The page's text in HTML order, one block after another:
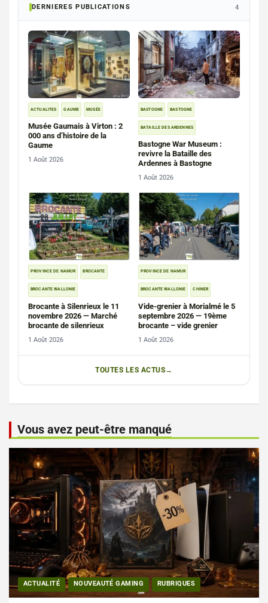
DERNIERES PUBLICATIONS 4
ACTUALITES GAUME MUSÉE
Musée Gaumais à Virton : 2
000 ans d’histoire de la
Gaume
1 Août 2026
BASTOGNE BASTOGNE
BATAILLE DES ARDENNES
Bastogne War Museum :
revivre la Bataille des
Ardennes à Bastogne
1 Août 2026
PROVINCE DE NAMUR BROCANTE
BROCANTE WALLONIE
Brocante à Silenrieux le 11
novembre 2026 — Marché
brocante de silenrieux
1 Août 2026
PROVINCE DE NAMUR
BROCANTE WALLONIE CHINER
Vide-grenier à Morialmé le 5
septembre 2026 — 19ème
brocante – vide grenier
1 Août 2026
TOUTES LES ACTUS
Vous avez peut-être manqué
ACTUALITÉ NOUVEAUTÉ GAMING RUBRIQUES